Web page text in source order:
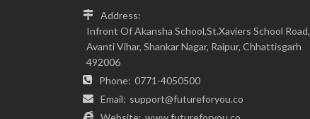
Address:
Infront Of Akansha School,St.Xaviers School Road,
Avanti Vihar, Shankar Nagar, Raipur, Chhattisgarh
492006
Phone: 0771-4050500
Email: support@futureforyou.co